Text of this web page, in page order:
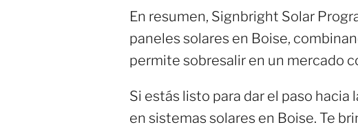
En resumen, Signbright Solar
paneles solares en Boise,
permite sobresalir en un mercado
Si estás listo para dar el paso hacia
en sistemas solares en Boise. Te